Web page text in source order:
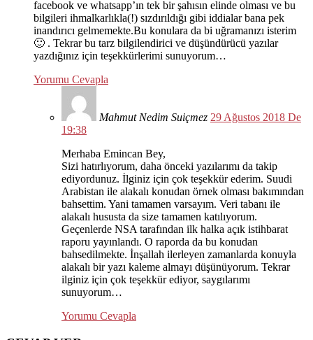
facebook ve whatsapp’ın tek bir şahısın elinde olması ve bu
bilgileri ihmalkarlıkla(!) sızdırıldığı gibi iddialar bana pek
inandırıcı gelmemekte.Bu konulara da bi uğramanızı isterim
🙂 . Tekrar bu tarz bilgilendirici ve düşündürücü yazılar
yazdığınız için teşekkürlerimi sunuyorum…
Yorumu Cevapla
Mahmut Nedim Suiçmez 29 Ağustos 2018 De
19:38
Merhaba Emincan Bey,
Sizi hatırlıyorum, daha önceki yazılarımı da takip
ediyordunuz. İlginiz için çok teşekkür ederim. Suudi
Arabistan ile alakalı konudan örnek olması bakımından
bahsettim. Yani tamamen varsayım. Veri tabanı ile
alakalı hususta da size tamamen katılıyorum.
Geçenlerde NSA tarafından ilk halka açık istihbarat
raporu yayınlandı. O raporda da bu konudan
bahsedilmekte. İnşallah ilerleyen zamanlarda konuyla
alakalı bir yazı kaleme almayı düşünüyorum. Tekrar
ilginiz için çok teşekkür ediyor, saygılarımı
sunuyorum…
Yorumu Cevapla